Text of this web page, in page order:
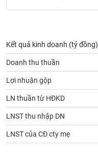
Kết quả kinh doanh (tỷ đồng)
Doanh thu thuần
Lợi nhuận gộp
LN thuần từ HĐKD
LNST thu nhập DN
LNST của CĐ cty mẹ
tích
(-)
Thuật
ngữ
(-)
Dịch
vụ